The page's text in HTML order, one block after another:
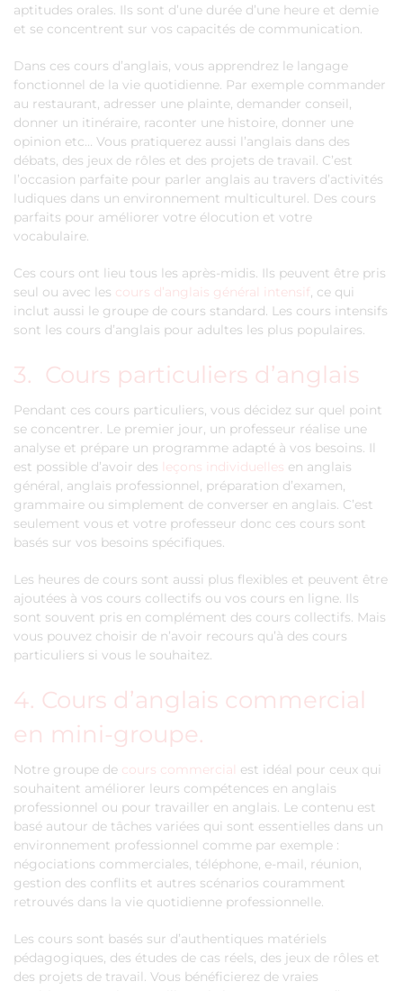
aptitudes orales. Ils sont d’une durée d’une heure et demie
et se concentrent sur vos capacités de communication.
Dans ces cours d’anglais, vous apprendrez le langage
fonctionnel de la vie quotidienne. Par exemple commander
au restaurant, adresser une plainte, demander conseil,
donner un itinéraire, raconter une histoire, donner une
opinion etc… Vous pratiquerez aussi l’anglais dans des
débats, des jeux de rôles et des projets de travail. C’est
l’occasion parfaite pour parler anglais au travers d’activités
ludiques dans un environnement multiculturel. Des cours
parfaits pour améliorer votre élocution et votre
vocabulaire.
Ces cours ont lieu tous les après-midis. Ils peuvent être pris
seul ou avec les cours d’anglais général intensif, ce qui
inclut aussi le groupe de cours standard. Les cours intensifs
sont les cours d’anglais pour adultes les plus populaires.
3. Cours particuliers d’anglais
Pendant ces cours particuliers, vous décidez sur quel point
se concentrer. Le premier jour, un professeur réalise une
analyse et prépare un programme adapté à vos besoins. Il
est possible d’avoir des leçons individuelles en anglais
général, anglais professionnel, préparation d’examen,
grammaire ou simplement de converser en anglais. C’est
seulement vous et votre professeur donc ces cours sont
basés sur vos besoins spécifiques.
Les heures de cours sont aussi plus flexibles et peuvent être
ajoutées à vos cours collectifs ou vos cours en ligne. Ils
sont souvent pris en complément des cours collectifs. Mais
vous pouvez choisir de n’avoir recours qu’à des cours
particuliers si vous le souhaitez.
4. Cours d’anglais commercial
en mini-groupe.
Notre groupe de cours commercial est idéal pour ceux qui
souhaitent améliorer leurs compétences en anglais
professionnel ou pour travailler en anglais. Le contenu est
basé autour de tâches variées qui sont essentielles dans un
environnement professionnel comme par exemple :
négociations commerciales, téléphone, e-mail, réunion,
gestion des conflits et autres scénarios couramment
retrouvés dans la vie quotidienne professionnelle.
Les cours sont basés sur d’authentiques matériels
pédagogiques, des études de cas réels, des jeux de rôles et
des projets de travail. Vous bénéficierez de vraies